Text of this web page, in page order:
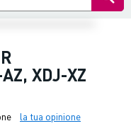
XDJ-XZ
la tua opinione